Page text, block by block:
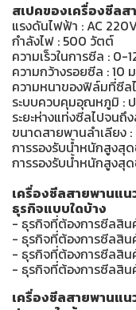
สเปคของเครื่องซีลส
แรงดันไฟฟ้า : AC
กำลังไฟ : 500 วัตต์
ความเร็วในการซีล : 0-
ความกว้างรอยซีล : 10
ความหนาของฟิล์มที่ซี
ระบบควบคุมอุณหภูมิ :
ระยะห่างแท่งซีลไปจนถึ
ขนาดสายพานลำเลียง :
การรองรับน้ำหนักสูงสุด
การรองรับน้ำหนักสูงสุ
เครื่องซีลสายพานแน
ธุรกิจแบบใดบ้าง
- ธุรกิจที่ต้องการซีลสิน
- ธุรกิจที่ต้องการซีลสิน
- ธุรกิจที่ต้องการซีลสิน
- ธุรกิจที่ต้องการซีลสิ
เครื่องซีลสายพานแน